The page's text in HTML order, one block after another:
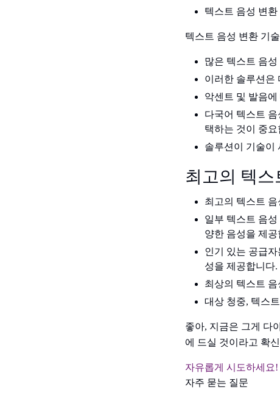
텍스트 음성 변
텍스트 음성 변환 기
많은 텍스트 음
이러한 솔루션은
악센트 및 발음
다국어 텍스트
택하는 것이 중요
솔루션이 기술이
최고의 텍
최고의 텍스트
일부 텍스트 음
양한 음성을 제공
인기 있는 공급
성을 제공합니다.
최상의 텍스트
대상 청중, 텍스
좋아, 지금은 그게 다
에 드실 것이라고 확
자유롭게 시도하세요!
자주 묻는 질문